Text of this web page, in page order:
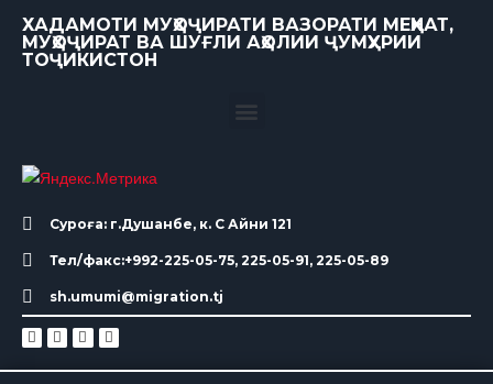
ХАДАМОТИ МУҲОҶИРАТИ ВАЗОРАТИ МЕҲНАТ,
МУҲОҶИРАТ ВА ШУҒЛИ АҲОЛИИ ҶУМҲУРИИ
ТОҶИКИСТОН
Суроға: г.Душанбе, к. С Айни 121
Тел/факс:+992-225-05-75, 225-05-91, 225-05-89
sh.umumi@migration.tj